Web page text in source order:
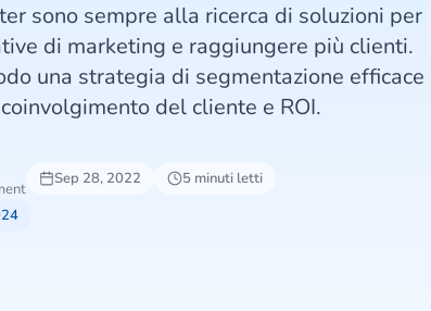
sono sempre alla ricerca di soluzioni per
di marketing e raggiungere più clienti.
una strategia di segmentazione efficace
del cliente e ROI.
Sep 28, 2022
5 minuti letti